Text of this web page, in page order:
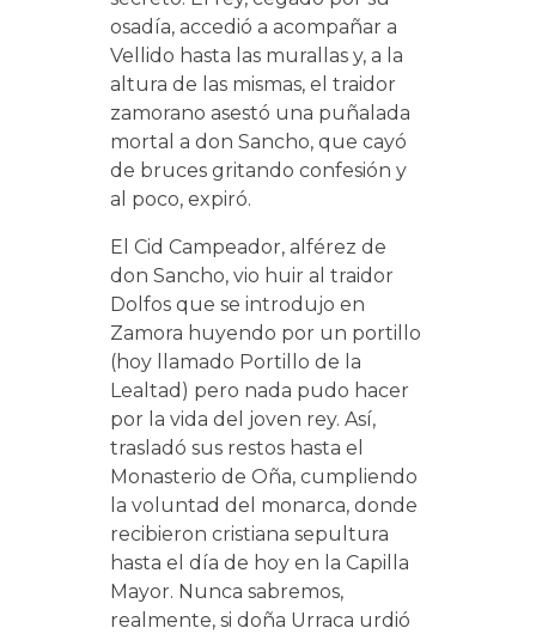
osadía, accedió a acompañar a
Vellido hasta las murallas y, a la
altura de las mismas, el traidor
zamorano asestó una puñalada
mortal a don Sancho, que cayó
de bruces gritando confesión y
al poco, expiró.
El Cid Campeador, alférez de
don Sancho, vio huir al traidor
Dolfos que se introdujo en
Zamora huyendo por un portillo
(hoy llamado Portillo de la
Lealtad) pero nada pudo hacer
por la vida del joven rey. Así,
trasladó sus restos hasta el
Monasterio de Oña, cumpliendo
la voluntad del monarca, donde
recibieron cristiana sepultura
hasta el día de hoy en la Capilla
Mayor. Nunca sabremos,
realmente, si doña Urraca urdió